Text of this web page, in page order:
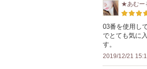
★あむ
03番を使用し
でとても気に
す。
2019/12/21